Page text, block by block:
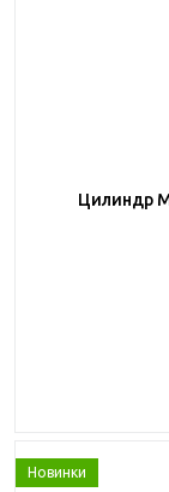
Цилиндр
Новинки